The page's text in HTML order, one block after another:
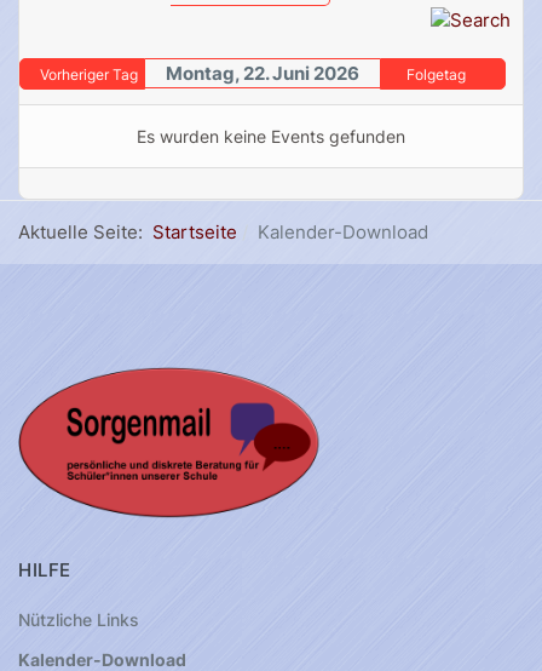
Vorheriger Tag Montag, 22. Juni 2026 Folgetag
Es wurden keine Events gefunden
Aktuelle Seite: Startseite Kalender-Download
HILFE
Nützliche Links
Kalender-Download